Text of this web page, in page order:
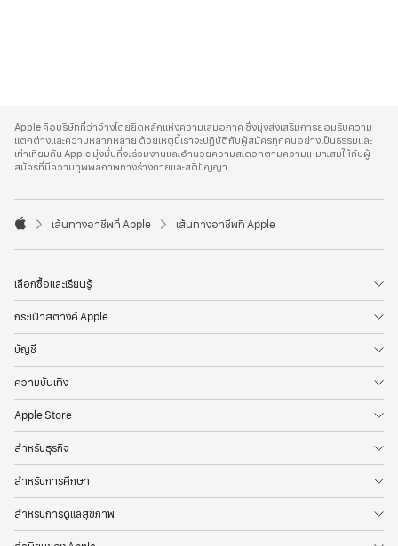
p
p
l
e
o
t
r
Apple คือบริษัทที่ว่าจ้างโดยยึดหลักแห่งความเสมอภาค ซึ่งมุ่งส่งเสริมการยอมรับความ
แตกต่างและความหลากหลาย ด้วยเหตุนี้เราจะปฏิบัติกับผู้สมัครทุกคนอย่างเป็นธรรมและ
เท่าเทียมกัน Apple มุ่งมั่นที่จะร่วมงานและอำนวยความสะดวกตามความเหมาะสมให้กับผู้
สมัครที่มีความทุพพลภาพทางร่างกายและสติปัญญา

p
l
เส้นทางอาชีพที่ Apple เส้นทางอาชีพที่ Apple
เลือกซื้อและเรียนรู้
กระเป๋าสตางค์ Apple
บัญชี
ความบันเทิง
Apple Store
สำหรับธุรกิจ
สำหรับการศึกษา
สำหรับการดูแลสุขภาพ